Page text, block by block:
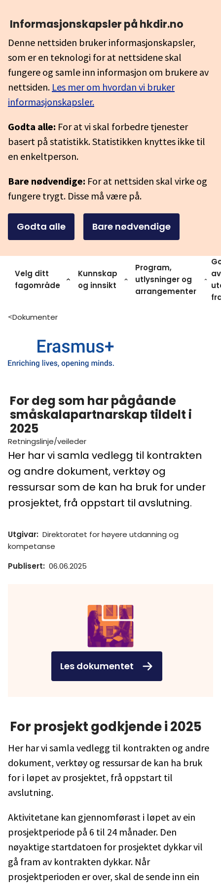
Informasjonskapsler på hkdir.no
Denne nettsiden bruker informasjonskapsler,
som er en teknologi for at nettsidene skal
fungere og samle inn informasjon om brukere av
nettsiden. Les mer om hvordan vi bruker
informasjonskapsler.
Godta alle: For at vi skal forbedre tjenester
basert på statistikk. Statistikken knyttes ikke til
en enkeltperson.
Bare nødvendige: For at nettsiden skal virke og
fungere trygt. Disse må være på.
Godta alle Bare nødvendige
Velg ditt
fagområde
Kunnskap
og innsikt
Program,
utlysninger og
arrangementer
av
>Dokumenter
For deg som har pågåande
småskalapartnarskap tildelt i
2025
Retningslinje/veileder
Her har vi samla vedlegg til kontrakten
og andre dokument, verktøy og
ressursar som de kan ha bruk for under
prosjektet, frå oppstart til avslutning.
Utgivar: Direktoratet for høyere utdanning og
kompetanse
Publisert: 06.06.2025
Les dokumentet
For prosjekt godkjende i 2025
Her har vi samla vedlegg til kontrakten og andre
dokument, verktøy og ressursar de kan ha bruk
for i løpet av prosjektet, frå oppstart til
avslutning.
Aktivitetane kan gjennomførast i løpet av ein
prosjektperiode på 6 til 24 månader. Den
nøyaktige startdatoen for prosjektet dykkar vil
gå fram av kontrakten dykkar. Når
prosjektperioden er over, skal de sende inn ein